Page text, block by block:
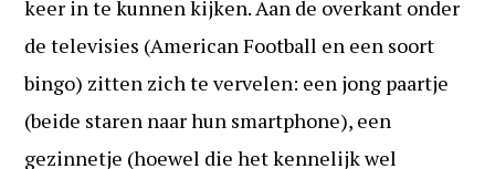
keer in te kunnen kijken. Aan de overkant onder
de televisies (American Football en een soort
bingo) zitten zich te vervelen: een jong paartje
(beide staren naar hun smartphone), een
gezinnetje (hoewel die het kennelijk wel